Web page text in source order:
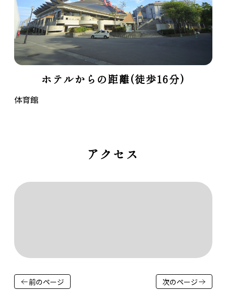
ホテルからの距離(徒歩16分)
体育館
アクセス
前のページ 次のページ